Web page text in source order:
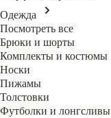
Одежда
Посмотреть все
Брюки и шорты
Комплекты и костюмы
Носки
Пижамы
Толстовки
Футболки и лонгсливы